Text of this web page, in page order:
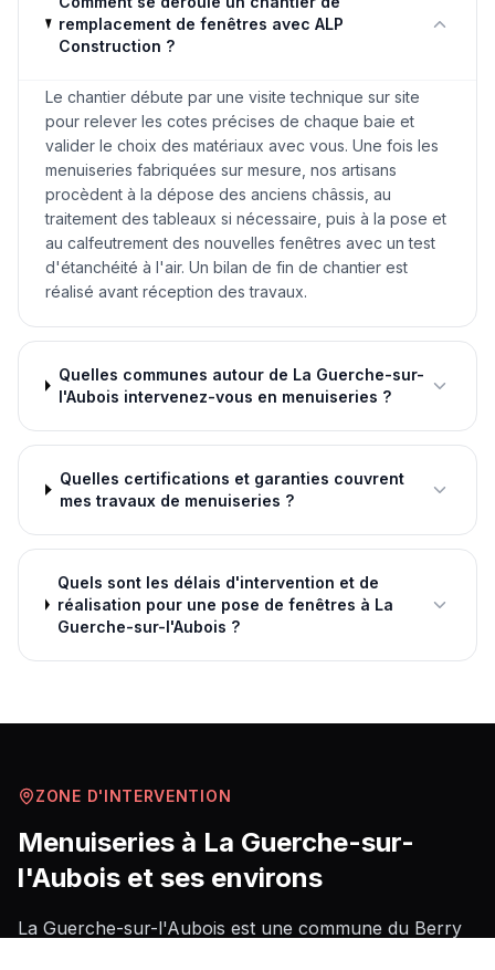
remplacement de fenêtres avec ALP
Construction ?
Le chantier débute par une visite technique sur site
pour relever les cotes précises de chaque baie et
valider le choix des matériaux avec vous. Une fois les
menuiseries fabriquées sur mesure, nos artisans
procèdent à la dépose des anciens châssis, au
traitement des tableaux si nécessaire, puis à la pose et
au calfeutrement des nouvelles fenêtres avec un test
d'étanchéité à l'air. Un bilan de fin de chantier est
réalisé avant réception des travaux.
Quelles communes autour de La Guerche-sur-
l'Aubois intervenez-vous en menuiseries ?
Quelles certifications et garanties couvrent
mes travaux de menuiseries ?
Quels sont les délais d'intervention et de
réalisation pour une pose de fenêtres à La
Guerche-sur-l'Aubois ?
ZONE D'INTERVENTION
Menuiseries à La Guerche-sur-
l'Aubois et ses environs
La Guerche-sur-l'Aubois est une commune du Berry